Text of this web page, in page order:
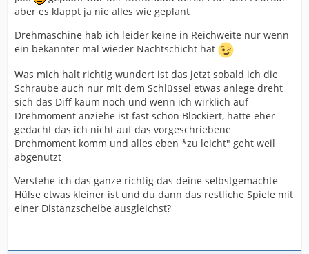
aber es klappt ja nie alles wie geplant
Drehmaschine hab ich leider keine in Reichweite nur wenn
ein bekannter mal wieder Nachtschicht hat
Was mich halt richtig wundert ist das jetzt sobald ich die
Schraube auch nur mit dem Schlüssel etwas anlege dreht
sich das Diff kaum noch und wenn ich wirklich auf
Drehmoment anziehe ist fast schon Blockiert, hätte eher
gedacht das ich nicht auf das vorgeschriebene
Drehmoment komm und alles eben *zu leicht" geht weil
abgenutzt
Verstehe ich das ganze richtig das deine selbstgemachte
Hülse etwas kleiner ist und du dann das restliche Spiele mit
einer Distanzscheibe ausgleichst?